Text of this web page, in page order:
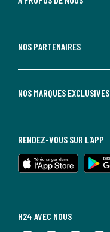
NOS PARTENAIRES
NOS MARQUES EXCLUSIVES
H24 AVEC NOUS
RENDEZ-VOUS SUR L'APP